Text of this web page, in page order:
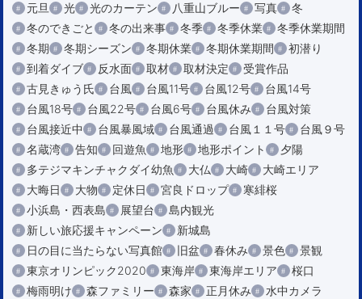
元旦
光 光のカーテン 八重山ブルー 写真
冬
冬のできごと
冬の出来事 冬季 冬季休業
冬季休業期間
冬期
冬期シーズン 冬期休業 冬期休業期間
初潜り
到着ダイブ
反水面 取材 取材決定
受賞作品
古見きゅう氏
台風 台風11号 台風12号
台風14号
台風18号
台風22号 台風6号 台風休み
台風対策
台風接近中
台風暴風域 台風通過 台風１１号
台風９号
名蔵湾
告知 回遊魚 地形 地形ポイント
夕陽
多テジマキンチャクダイ幼魚
大仏 大崎
大崎エリア
大晦日
大物 定休日 宮良ドロップ
寒緋桜
小浜島・西表島
展望台
島内観光
新しい旅応援キャンペーン
新城島
日の目に当たらない写真館
旧盆 春休み 景色
景観
東京オリンピック2020
東海岸 東海岸エリア
桜口
梅雨明け
森ファミリー 森家 正月休み
水中カメラ